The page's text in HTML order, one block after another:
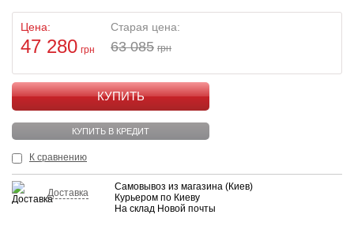
Цена:
47 280 грн
Старая цена:
63 085 грн
КУПИТЬ
КУПИТЬ В КРЕДИТ
К сравнению
Доставка
Самовывоз из магазина (Киев)
Курьером по Киеву
На склад Новой почты